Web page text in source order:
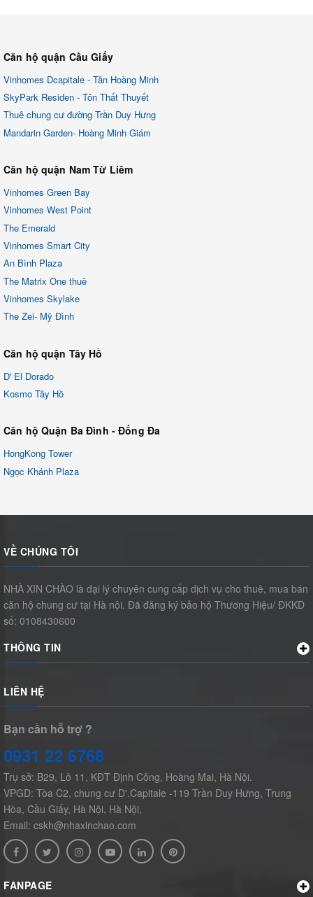
Căn hộ quận Cầu Giấy
Vinhomes Dcapitale - Tân Hoàng Minh
SkyPark Residen - Tôn Thất Thuyết
Thuê chung cư đường Trần Duy Hưng
Mandarin Garden- Hoàng Minh Giám
Căn hộ quận Nam Từ Liêm
Vinhomes Green Bay
Vinhomes West Point
The Emerald
Vinhomes Smart City
An Bình Plaza
The Matrix One thuê
Vinhomes Skylake
The Zei- Mỹ Đình
Căn hộ quận Tây Hồ
D' El Dorado
Kosmo Tây Hồ
Căn hộ Quận Ba Đình - Đống Đa
HongKong Tower
Ngọc Khánh Plaza
VỀ CHÚNG TÔI
NHÀ XIN CHÀO là đại lý chuyên cung cấp dịch vụ cho thuê, mua bán
căn hộ chung cư tại Hà nội. Đã đăng ký bảo hộ Thương Hiệu/ ĐKKD
số: 0108430600
THÔNG TIN
LIÊN HỆ
Bạn cần hỗ trợ ?
0931 22 6768
Trụ sở: B29, Lô 11, KĐT Định Công, Hoàng Mai, Hà Nội.
VPGD: Tòa C2, chung cư D'.Capitale -119 Trần Duy Hưng, Trung
Hòa, Cầu Giấy, Hà Nội, Hà Nội,
Email: cskh@nhaxinchao.com
FANPAGE